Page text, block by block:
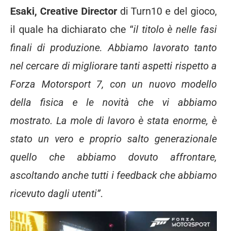
Esaki, Creative Director di Turn10 e del gioco,
il quale ha dichiarato che “il titolo è nelle fasi
finali di produzione. Abbiamo lavorato tanto
nel cercare di migliorare tanti aspetti rispetto a
Forza Motorsport 7, con un nuovo modello
della fisica e le novità che vi abbiamo
mostrato. La mole di lavoro è stata enorme, è
stato un vero e proprio salto generazionale
quello che abbiamo dovuto affrontare,
ascoltando anche tutti i feedback che abbiamo
ricevuto dagli utenti”.